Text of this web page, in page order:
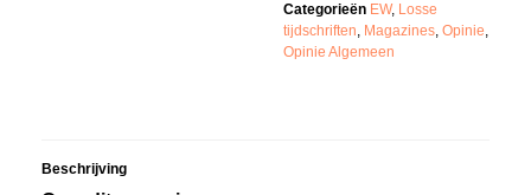
Categorieën EW, Losse
tijdschriften, Magazines, Opinie,
Opinie Algemeen
Beschrijving